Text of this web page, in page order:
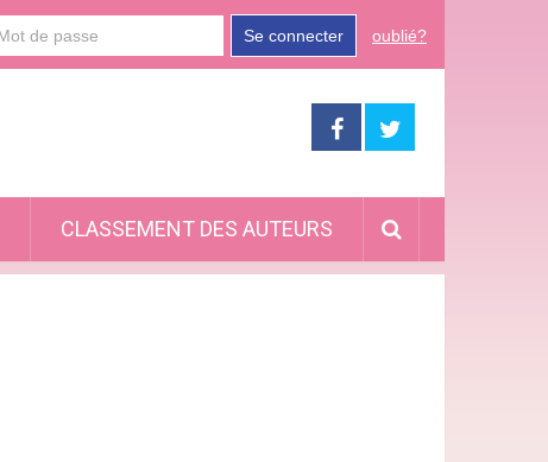
Se connecter oublié?
CLASSEMENT DES AUTEURS